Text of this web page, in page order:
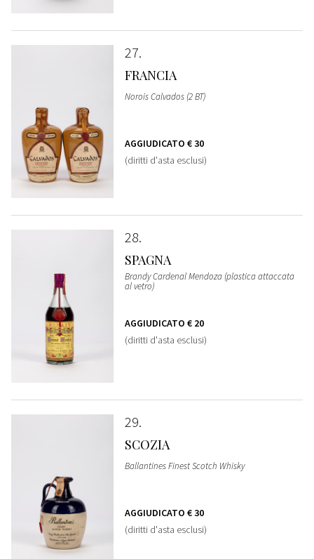
27
FRANCIA
Norois Calvados (2 BT)
AGGIUDICATO € 30
(diritti d'asta esclusi)
28
SPAGNA
Brandy Cardenal Mendoza (plastica attaccata
al vetro)
AGGIUDICATO € 20
(diritti d'asta esclusi)
29
SCOZIA
Ballantines Finest Scotch Whisky
AGGIUDICATO € 30
(diritti d'asta esclusi)